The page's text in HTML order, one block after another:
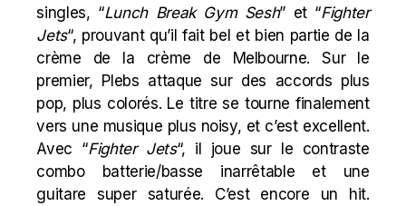
singles, “Lunch Break Gym Sesh” et “Fighter
Jets“, prouvant qu’il fait bel et bien partie de la
crème de la crème de Melbourne. Sur le
premier, Plebs attaque sur des accords plus
pop, plus colorés. Le titre se tourne finalement
vers une musique plus noisy, et c’est excellent.
Avec “Fighter Jets“, il joue sur le contraste
combo batterie/basse inarrêtable et une
guitare super saturée. C’est encore un hit.